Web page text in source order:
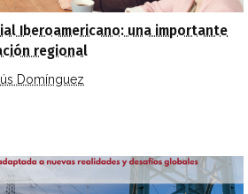
Iberoamericano: una importante
regional
Domínguez